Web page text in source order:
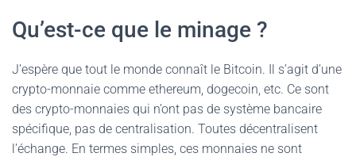
Qu’est-ce que le minage ?
J’espère que tout le monde connaît le Bitcoin. Il s’agit d’une
crypto-monnaie comme ethereum, dogecoin, etc. Ce sont
des crypto-monnaies qui n’ont pas de système bancaire
spécifique, pas de centralisation. Toutes décentralisent
l’échange. En termes simples, ces monnaies ne sont